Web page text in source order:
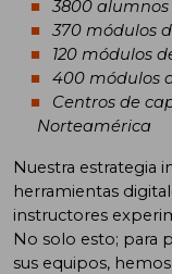
3800
370 módulos
120 módulos
400 módulos
Centros de
Norteamérica
Nuestra estrategia
herramientas
instructores
No solo esto; para
sus equipos,